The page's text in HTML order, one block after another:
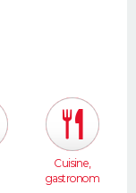
Cuisine,
gastronom